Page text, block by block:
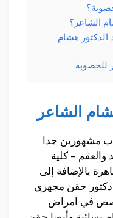
الشاعر؟
الدكتور هشام
للخصوبة
الشاعر
مشهورين جدا
والعقم – كلية
بالإضافة إلى
دكتور حقن مجهري
في امراض